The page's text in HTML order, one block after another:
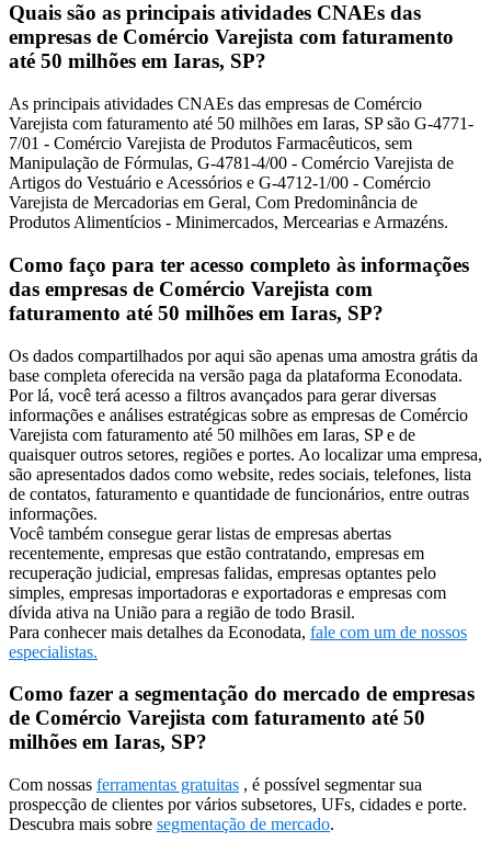
Quais são as principais atividades CNAEs das
empresas de Comércio Varejista com faturamento
até 50 milhões em Iaras, SP?
As principais atividades CNAEs das empresas de Comércio
Varejista com faturamento até 50 milhões em Iaras, SP são G-4771-
7/01 - Comércio Varejista de Produtos Farmacêuticos, sem
Manipulação de Fórmulas, G-4781-4/00 - Comércio Varejista de
Artigos do Vestuário e Acessórios e G-4712-1/00 - Comércio
Varejista de Mercadorias em Geral, Com Predominância de
Produtos Alimentícios - Minimercados, Mercearias e Armazéns.
Como faço para ter acesso completo às informações
das empresas de Comércio Varejista com
faturamento até 50 milhões em Iaras, SP?
Os dados compartilhados por aqui são apenas uma amostra grátis da
base completa oferecida na versão paga da plataforma Econodata.
Por lá, você terá acesso a filtros avançados para gerar diversas
informações e análises estratégicas sobre as empresas de Comércio
Varejista com faturamento até 50 milhões em Iaras, SP e de
quaisquer outros setores, regiões e portes. Ao localizar uma empresa,
são apresentados dados como website, redes sociais, telefones, lista
de contatos, faturamento e quantidade de funcionários, entre outras
informações.
Você também consegue gerar listas de empresas abertas
recentemente, empresas que estão contratando, empresas em
recuperação judicial, empresas falidas, empresas optantes pelo
simples, empresas importadoras e exportadoras e empresas com
dívida ativa na União para a região de todo Brasil.
Para conhecer mais detalhes da Econodata, fale com um de nossos
especialistas.
Como fazer a segmentação do mercado de empresas
de Comércio Varejista com faturamento até 50
milhões em Iaras, SP?
Com nossas ferramentas gratuitas , é possível segmentar sua
prospecção de clientes por vários subsetores, UFs, cidades e porte.
Descubra mais sobre segmentação de mercado.